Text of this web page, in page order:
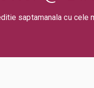
saptamanala cu cele